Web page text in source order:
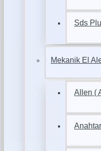
Sds
Mekanik El
Allen (